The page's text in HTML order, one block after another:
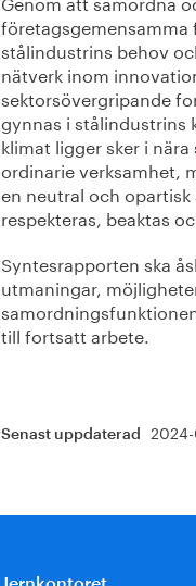
stålindustrins behov
nätverk inom
sektorsövergripande
gynnas i stålindustrins
klimat ligger sker i
ordinarie verksamhet,
en neutral och
respekteras, beaktas
Syntesrapporten ska
utmaningar,
till fortsatt arbete.
Senast uppdaterad